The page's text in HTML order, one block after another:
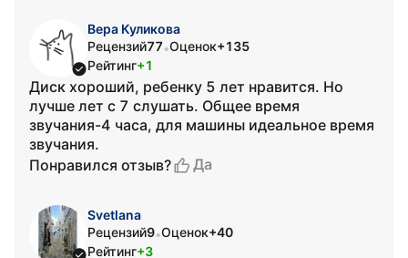
Вера Куликова
Рецензий77•Оценок+135
Рейтинг+1
Диск хороший, ребенку 5 лет нравится. Но
лучше лет с 7 слушать. Общее время
звучания-4 часа, для машины идеальное время
звучания.
Понравился отзыв?
Да
Svetlana
Рецензий9•Оценок+40
Рейтинг+3